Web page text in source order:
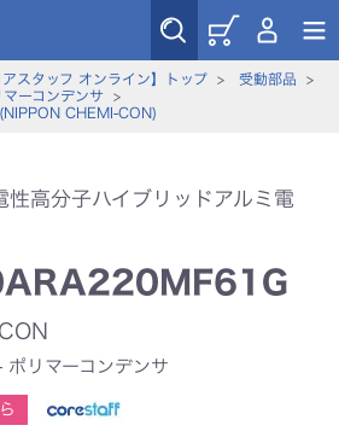
スタッフ オンライン】トップ> 受動部品 >
ーコンデンサ >
CHEMI-CON)
高分子ハイブリッドアルミ電
ポリマーコンデンサ